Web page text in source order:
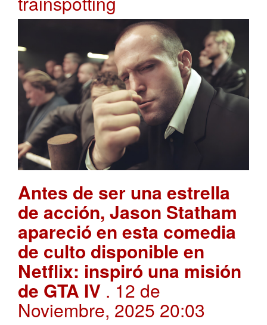
Antes de ser una estrella
de acción, Jason Statham
apareció en esta comedia
de culto disponible en
Netflix: inspiró una misión
de GTA IV . 12 de
Noviembre, 2025 20:03